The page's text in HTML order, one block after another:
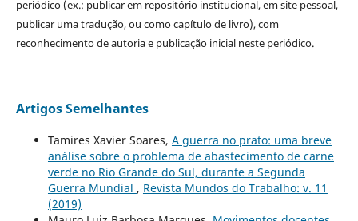
periódico (ex.: publicar em repositório institucional, em site pessoal,
publicar uma tradução, ou como capítulo de livro), com
reconhecimento de autoria e publicação inicial neste periódico.
Artigos Semelhantes
Tamires Xavier Soares, A guerra no prato: uma breve
análise sobre o problema de abastecimento de carne
verde no Rio Grande do Sul, durante a Segunda
Guerra Mundial , Revista Mundos do Trabalho: v. 11
(2019)